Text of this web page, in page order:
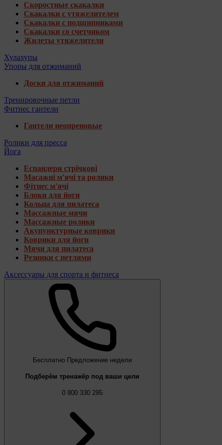
Скоростные скакалки
Скакалки с утяжелителем
Скакалки с подшипниками
Скакалки со счетчиком
Жилеты утяжелители
Хулахупы
Упоры для отжиманий
Доски для отжиманий
Тренировочные петли
Фитнес гантели
Гантели неопреновые
Ролики для пресса
Йога
Еспандери стрічкові
Масажні м'ячі та ролики
Фітнес м'ячі
Блоки для йоги
Кольца для пилатеса
Массажные мячи
Массажные ролики
Акупунктурные коврики
Коврики для йоги
Мячи для пилатеса
Резинки с петлями
Аксессуары для спорта и фитнеса
Бесплатно Предложение недели
Подберём тренажёр под ваши цели
0 800 330 295